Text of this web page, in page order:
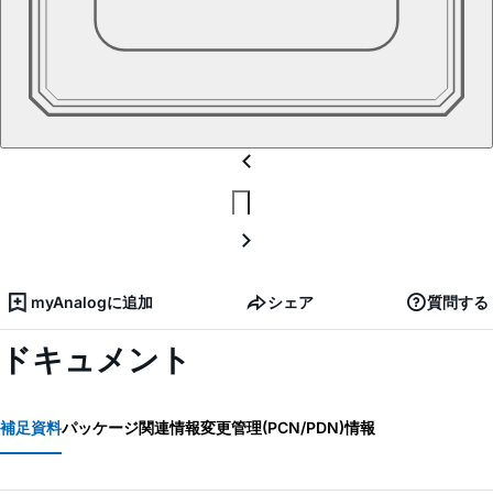
myAnalogに追加 シェア 質問する
ドキュメント
補足資料パッケージ関連情報変更管理(PCN/PDN)情報